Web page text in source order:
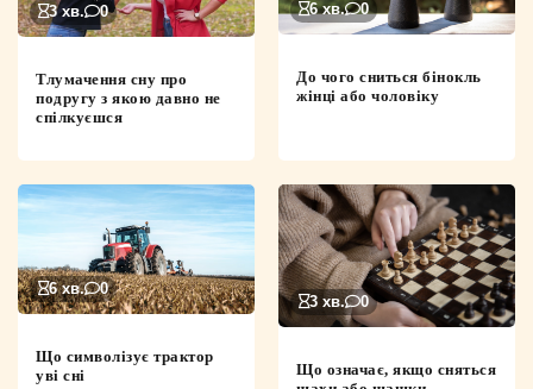
3 хв. 0
Тлумачення сну про
подругу з якою давно не
спілкуєшся
6 хв. 0
До чого сниться бінокль
жінці або чоловіку
6 хв. 0
Що символізує трактор
уві сні
3 хв. 0
Що означає, якщо сняться